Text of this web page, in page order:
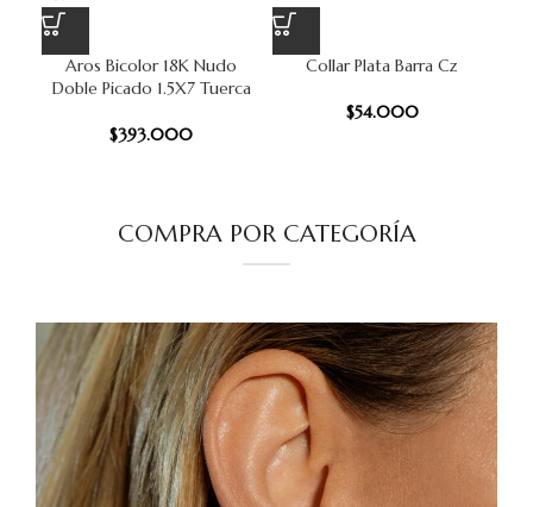
Aros Bicolor 18K Nudo
Doble Picado 1.5X7 Tuerca
$393.000
Collar Plata Barra Cz
$54.000
COMPRA POR CATEGORÍA